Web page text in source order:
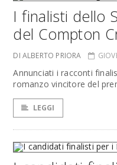
I finalisti dello
del Compton
DI ALBERTO PRIORA
Annunciati i racconti
romanzo vincitore del
LEGGI